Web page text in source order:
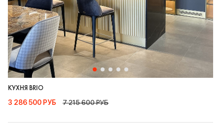
КУХНЯ BRIO
3 286 500 РУБ 7 215 600 РУБ